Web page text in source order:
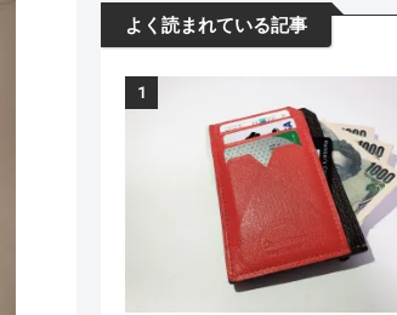
よく読まれている記事
1